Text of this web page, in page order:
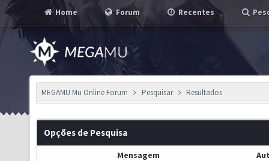
Home Forum Recentes
MEGAMU Mu Online Forum Pesquisar Resultados
Opções de Pesquisa
Mensagem